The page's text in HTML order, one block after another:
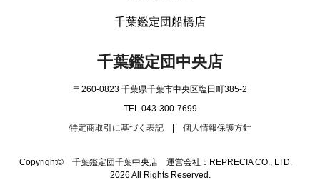
千葉鑑定団船橋店
千葉鑑定団中央店
〒260-0823 千葉県千葉市中央区塩田町385-2
TEL 043-300-7699
特定商取引に基づく表記| 個人情報保護方針
Copyright© 千葉鑑定団千葉中央店 運営会社：REPRECIA CO., LTD.
2026 All Rights Reserved.